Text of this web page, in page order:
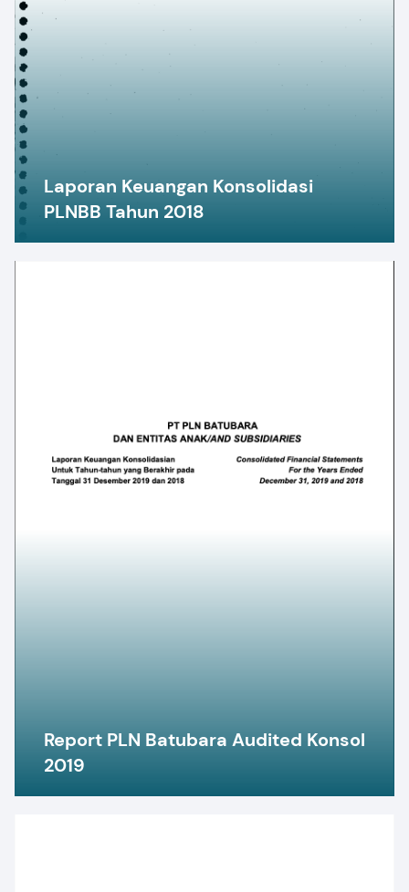
Laporan Keuangan Konsolidasi
PLNBB Tahun 2018
Report PLN Batubara Audited Konsol
2019